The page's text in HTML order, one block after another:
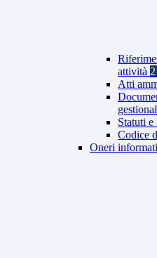
attività
Atti
Statuti
Codice
Oneri